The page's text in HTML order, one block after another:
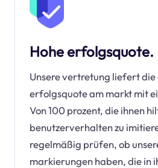
Hohe erfolgsquote.
Unsere vertretung liefert
erfolgsquote am markt mit
Von 100 prozent, die ihnen
benutzerverhalten zu
regelmäßig prüfen, ob
markierungen haben, die in